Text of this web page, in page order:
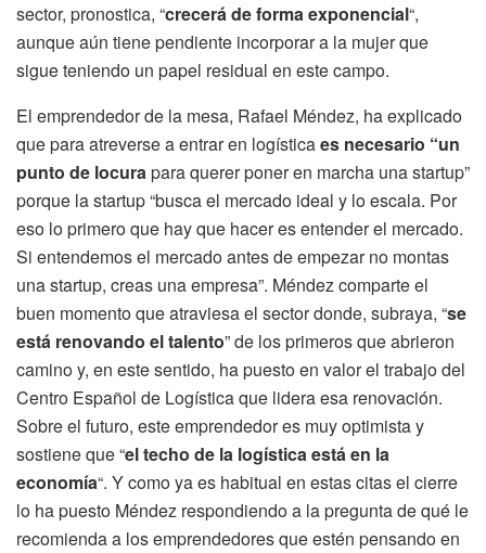
sector, pronostica, “crecerá de forma exponencial“,
aunque aún tiene pendiente incorporar a la mujer que
sigue teniendo un papel residual en este campo.
El emprendedor de la mesa, Rafael Méndez, ha explicado
que para atreverse a entrar en logísticaes necesario “un
punto de locurapara querer poner en marcha una startup”
porque la startup “busca el mercado ideal y lo escala. Por
eso lo primero que hay que hacer es entender el mercado.
Si entendemos el mercado antes de empezar no montas
una startup, creas una empresa”. Méndez comparte el
buen momento que atraviesa el sector donde, subraya, “se
está renovando el talento” de los primeros que abrieron
camino y, en este sentido, ha puesto en valor el trabajo del
Centro Español de Logística que lidera esa renovación.
Sobre el futuro, este emprendedor es muy optimista y
sostiene que “el techo de la logística está en la
economía“. Y como ya es habitual en estas citas el cierre
lo ha puesto Méndez respondiendo a la pregunta de qué le
recomienda a los emprendedores que estén pensando en